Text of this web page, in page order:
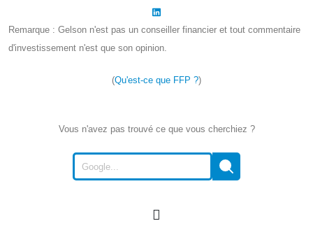
Remarque : Gelson n'est pas un conseiller financier et tout commentaire
d'investissement n'est que son opinion.
(Qu'est-ce que FFP ?)
Vous n'avez pas trouvé ce que vous cherchiez ?